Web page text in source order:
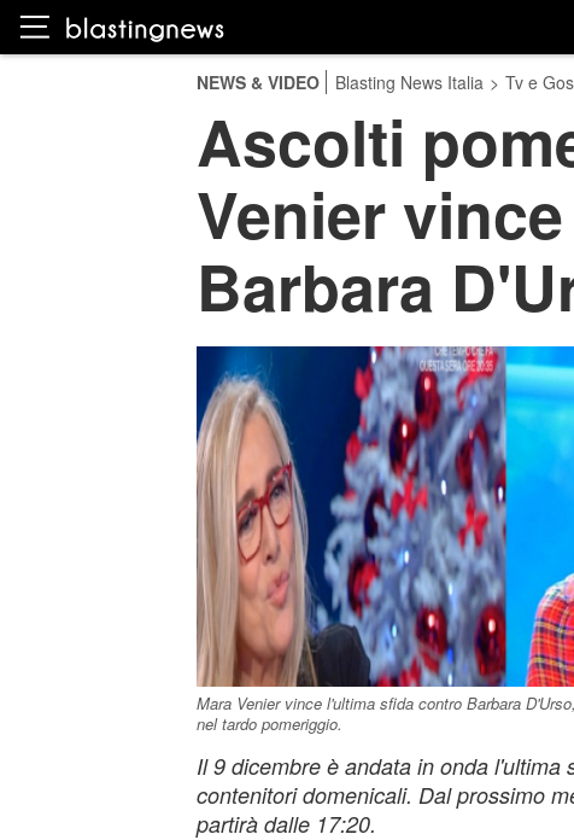
NEWS & VIDEO Blasting News Italia > Tv e
Ascolti
Venier
Barbara
Mara Venier vince l'ultima sfida contro Barbara
nel tardo pomeriggio.
Il 9 dicembre è andata in onda l'ultima
contenitori domenicali. Dal prossimo
partirà dalle 17:20.